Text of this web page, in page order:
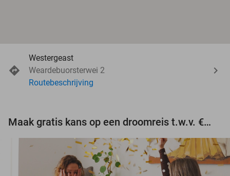
Westergeast
Weardebuorsterwei 2
Routebeschrijving
Maak gratis kans op een droomreis t.w.v. €3.000!